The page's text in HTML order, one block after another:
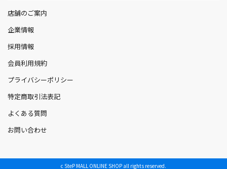
店舗のご案内
企業情報
採用情報
会員利用規約
プライバシーポリシー
特定商取引法表記
よくある質問
お問い合わせ
c SteP MALL ONLINE SHOP all rights reserved.